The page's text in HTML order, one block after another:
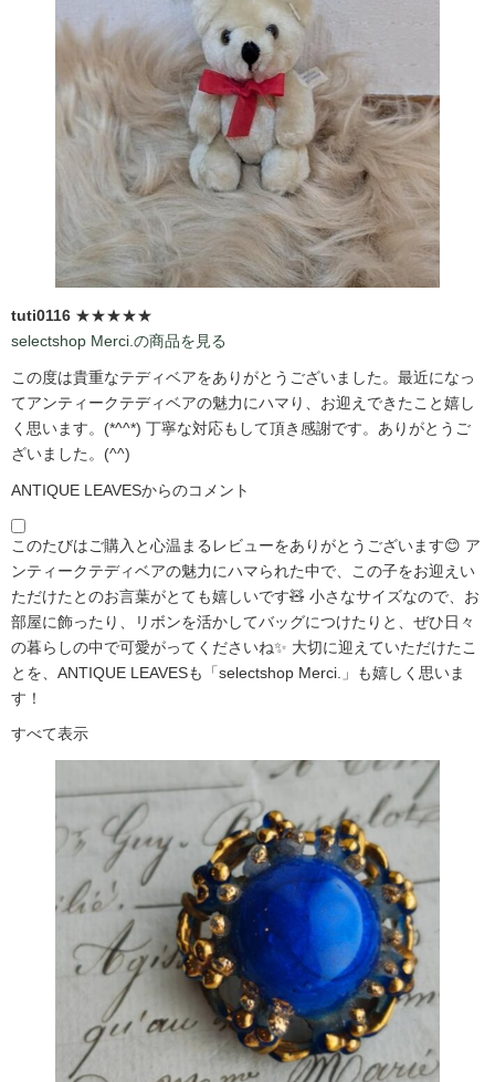
tuti0116 ★★★★★
selectshop Merci.の商品を見る
この度は貴重なテディベアをありがとうございました。最近になっ
てアンティークテディベアの魅力にハマり、お迎えできたこと嬉し
く思います。(*^^*) 丁寧な対応もして頂き感謝です。ありがとうご
ざいました。(^^)
ANTIQUE LEAVESからのコメント
このたびはご購入と心温まるレビューをありがとうございます😊 ア
ンティークテディベアの魅力にハマられた中で、この子をお迎えい
ただけたとのお言葉がとても嬉しいです🧸 小さなサイズなので、お
部屋に飾ったり、リボンを活かしてバッグにつけたりと、ぜひ日々
の暮らしの中で可愛がってくださいね✨ 大切に迎えていただけたこ
とを、ANTIQUE LEAVESも「selectshop Merci.」も嬉しく思いま
す！
すべて表示